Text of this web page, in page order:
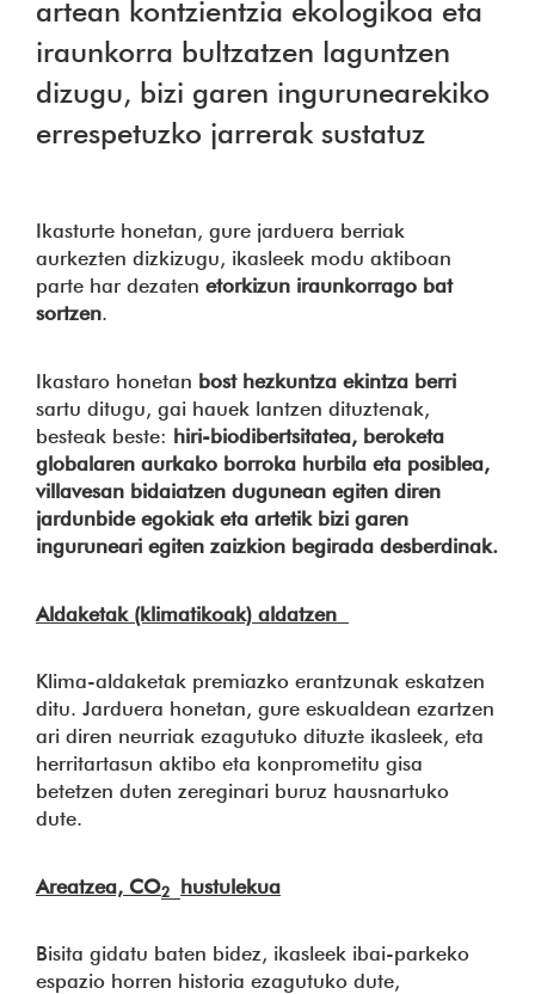
artean kontzientzia ekologikoa eta
iraunkorra bultzatzen laguntzen
dizugu, bizi garen ingurunearekiko
errespetuzko jarrerak sustatuz
Ikasturte honetan, gure jarduera berriak
aurkezten dizkizugu, ikasleek modu aktiboan
parte har dezaten etorkizun iraunkorrago bat
sortzen.
Ikastaro honetan bost hezkuntza ekintza berri
sartu ditugu, gai hauek lantzen dituztenak,
besteak beste: hiri-biodibertsitatea, beroketa
globalaren aurkako borroka hurbila eta posiblea,
villavesan bidaiatzen dugunean egiten diren
jardunbide egokiak eta artetik bizi garen
inguruneari egiten zaizkion begirada desberdinak.
Aldaketak (klimatikoak) aldatzen
Klima-aldaketak premiazko erantzunak eskatzen
ditu. Jarduera honetan, gure eskualdean ezartzen
ari diren neurriak ezagutuko dituzte ikasleek, eta
herritartasun aktibo eta konprometitu gisa
betetzen duten zereginari buruz hausnartuko
dute.
Areatzea, CO2 hustulekua
Bisita gidatu baten bidez, ikasleek ibai-parkeko
espazio horren historia ezagutuko dute,